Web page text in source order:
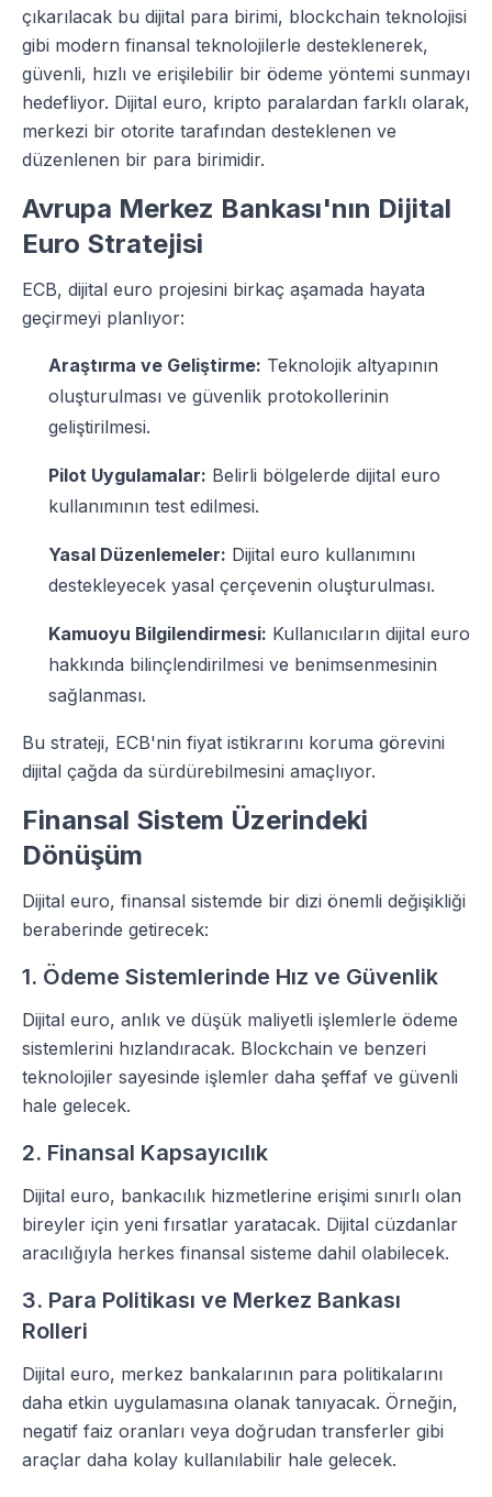
çıkarılacak bu dijital para birimi, blockchain teknolojisi
gibi modern finansal teknolojilerle desteklenerek,
güvenli, hızlı ve erişilebilir bir ödeme yöntemi sunmayı
hedefliyor. Dijital euro, kripto paralardan farklı olarak,
merkezi bir otorite tarafından desteklenen ve
düzenlenen bir para birimidir.
Avrupa Merkez Bankası'nın Dijital
Euro Stratejisi
ECB, dijital euro projesini birkaç aşamada hayata
geçirmeyi planlıyor:
Araştırma ve Geliştirme: Teknolojik altyapının
oluşturulması ve güvenlik protokollerinin
geliştirilmesi.
Pilot Uygulamalar: Belirli bölgelerde dijital euro
kullanımının test edilmesi.
Yasal Düzenlemeler: Dijital euro kullanımını
destekleyecek yasal çerçevenin oluşturulması.
Kamuoyu Bilgilendirmesi: Kullanıcıların dijital euro
hakkında bilinçlendirilmesi ve benimsenmesinin
sağlanması.
Bu strateji, ECB'nin fiyat istikrarını koruma görevini
dijital çağda da sürdürebilmesini amaçlıyor.
Finansal Sistem Üzerindeki
Dönüşüm
Dijital euro, finansal sistemde bir dizi önemli değişikliği
beraberinde getirecek:
1. Ödeme Sistemlerinde Hız ve Güvenlik
Dijital euro, anlık ve düşük maliyetli işlemlerle ödeme
sistemlerini hızlandıracak. Blockchain ve benzeri
teknolojiler sayesinde işlemler daha şeffaf ve güvenli
hale gelecek.
2. Finansal Kapsayıcılık
Dijital euro, bankacılık hizmetlerine erişimi sınırlı olan
bireyler için yeni fırsatlar yaratacak. Dijital cüzdanlar
aracılığıyla herkes finansal sisteme dahil olabilecek.
3. Para Politikası ve Merkez Bankası
Rolleri
Dijital euro, merkez bankalarının para politikalarını
daha etkin uygulamasına olanak tanıyacak. Örneğin,
negatif faiz oranları veya doğrudan transferler gibi
araçlar daha kolay kullanılabilir hale gelecek.